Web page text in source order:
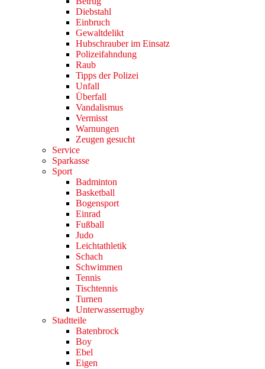
Diebstahl
Einbruch
Gewaltdelikt
Hubschrauber im Einsatz
Polizeifahndung
Raub
Tipps der Polizei
Unfall
Überfall
Vandalismus
Vermisst
Warnungen
Zeugen gesucht
Service
Sparkasse
Sport
Badminton
Basketball
Bogensport
Einrad
Fußball
Judo
Leichtathletik
Schach
Schwimmen
Tennis
Tischtennis
Turnen
Unterwasserrugby
Stadtteile
Batenbrock
Boy
Ebel
Eigen